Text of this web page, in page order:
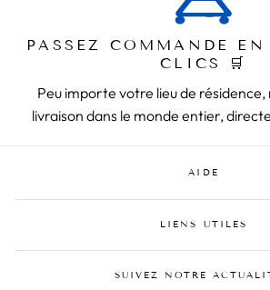
PASSEZ COMMANDE EN
CLICS 🛒
Peu importe votre lieu de résidence,
livraison dans le monde entier,
AIDE
LIENS UTILES
SUIVEZ NOTRE